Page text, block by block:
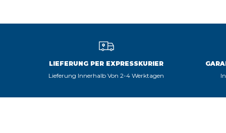
LIEFERUNG PER EXPRESSKURIER
Lieferung Innerhalb Von 2-4 Werktagen